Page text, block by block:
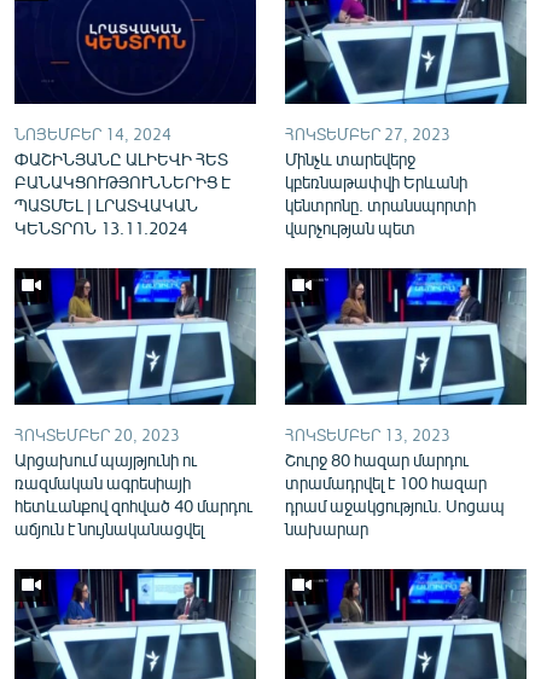
English
Русский
ՀԵՏԵՎԵՔ ՄԵԶ
«Ազատության» բոլոր կայքերը
ՆՈՅԵՄԲԵՐ 14, 2024
ՓԱՇԻՆՅԱՆԸ ԱԼԻԵՎԻ ՀԵՏ
ԲԱՆԱԿՑՈՒԹՅՈՒՆՆԵՐԻՑ Է
ՊԱՏՄԵԼ | ԼՐԱՏՎԱԿԱՆ
ԿԵՆՏՐՈՆ 13.11.2024
ՀՈԿՏԵՄԲԵՐ 27, 2023
Մինչև տարեվերջ
կբեռնաթափվի Երևանի
կենտրոնը. տրանսպորտի
վարչության պետ
ՀՈԿՏԵՄԲԵՐ 20, 2023
Արցախում պայթյունի ու
ռազմական ագրեսիայի
հետևանքով զոհված 40 մարդու
աճյուն է նույնականացվել
ՀՈԿՏԵՄԲԵՐ 13, 2023
Շուրջ 80 հազար մարդու
տրամադրվել է 100 հազար
դրամ աջակցություն. Սոցապ
նախարար